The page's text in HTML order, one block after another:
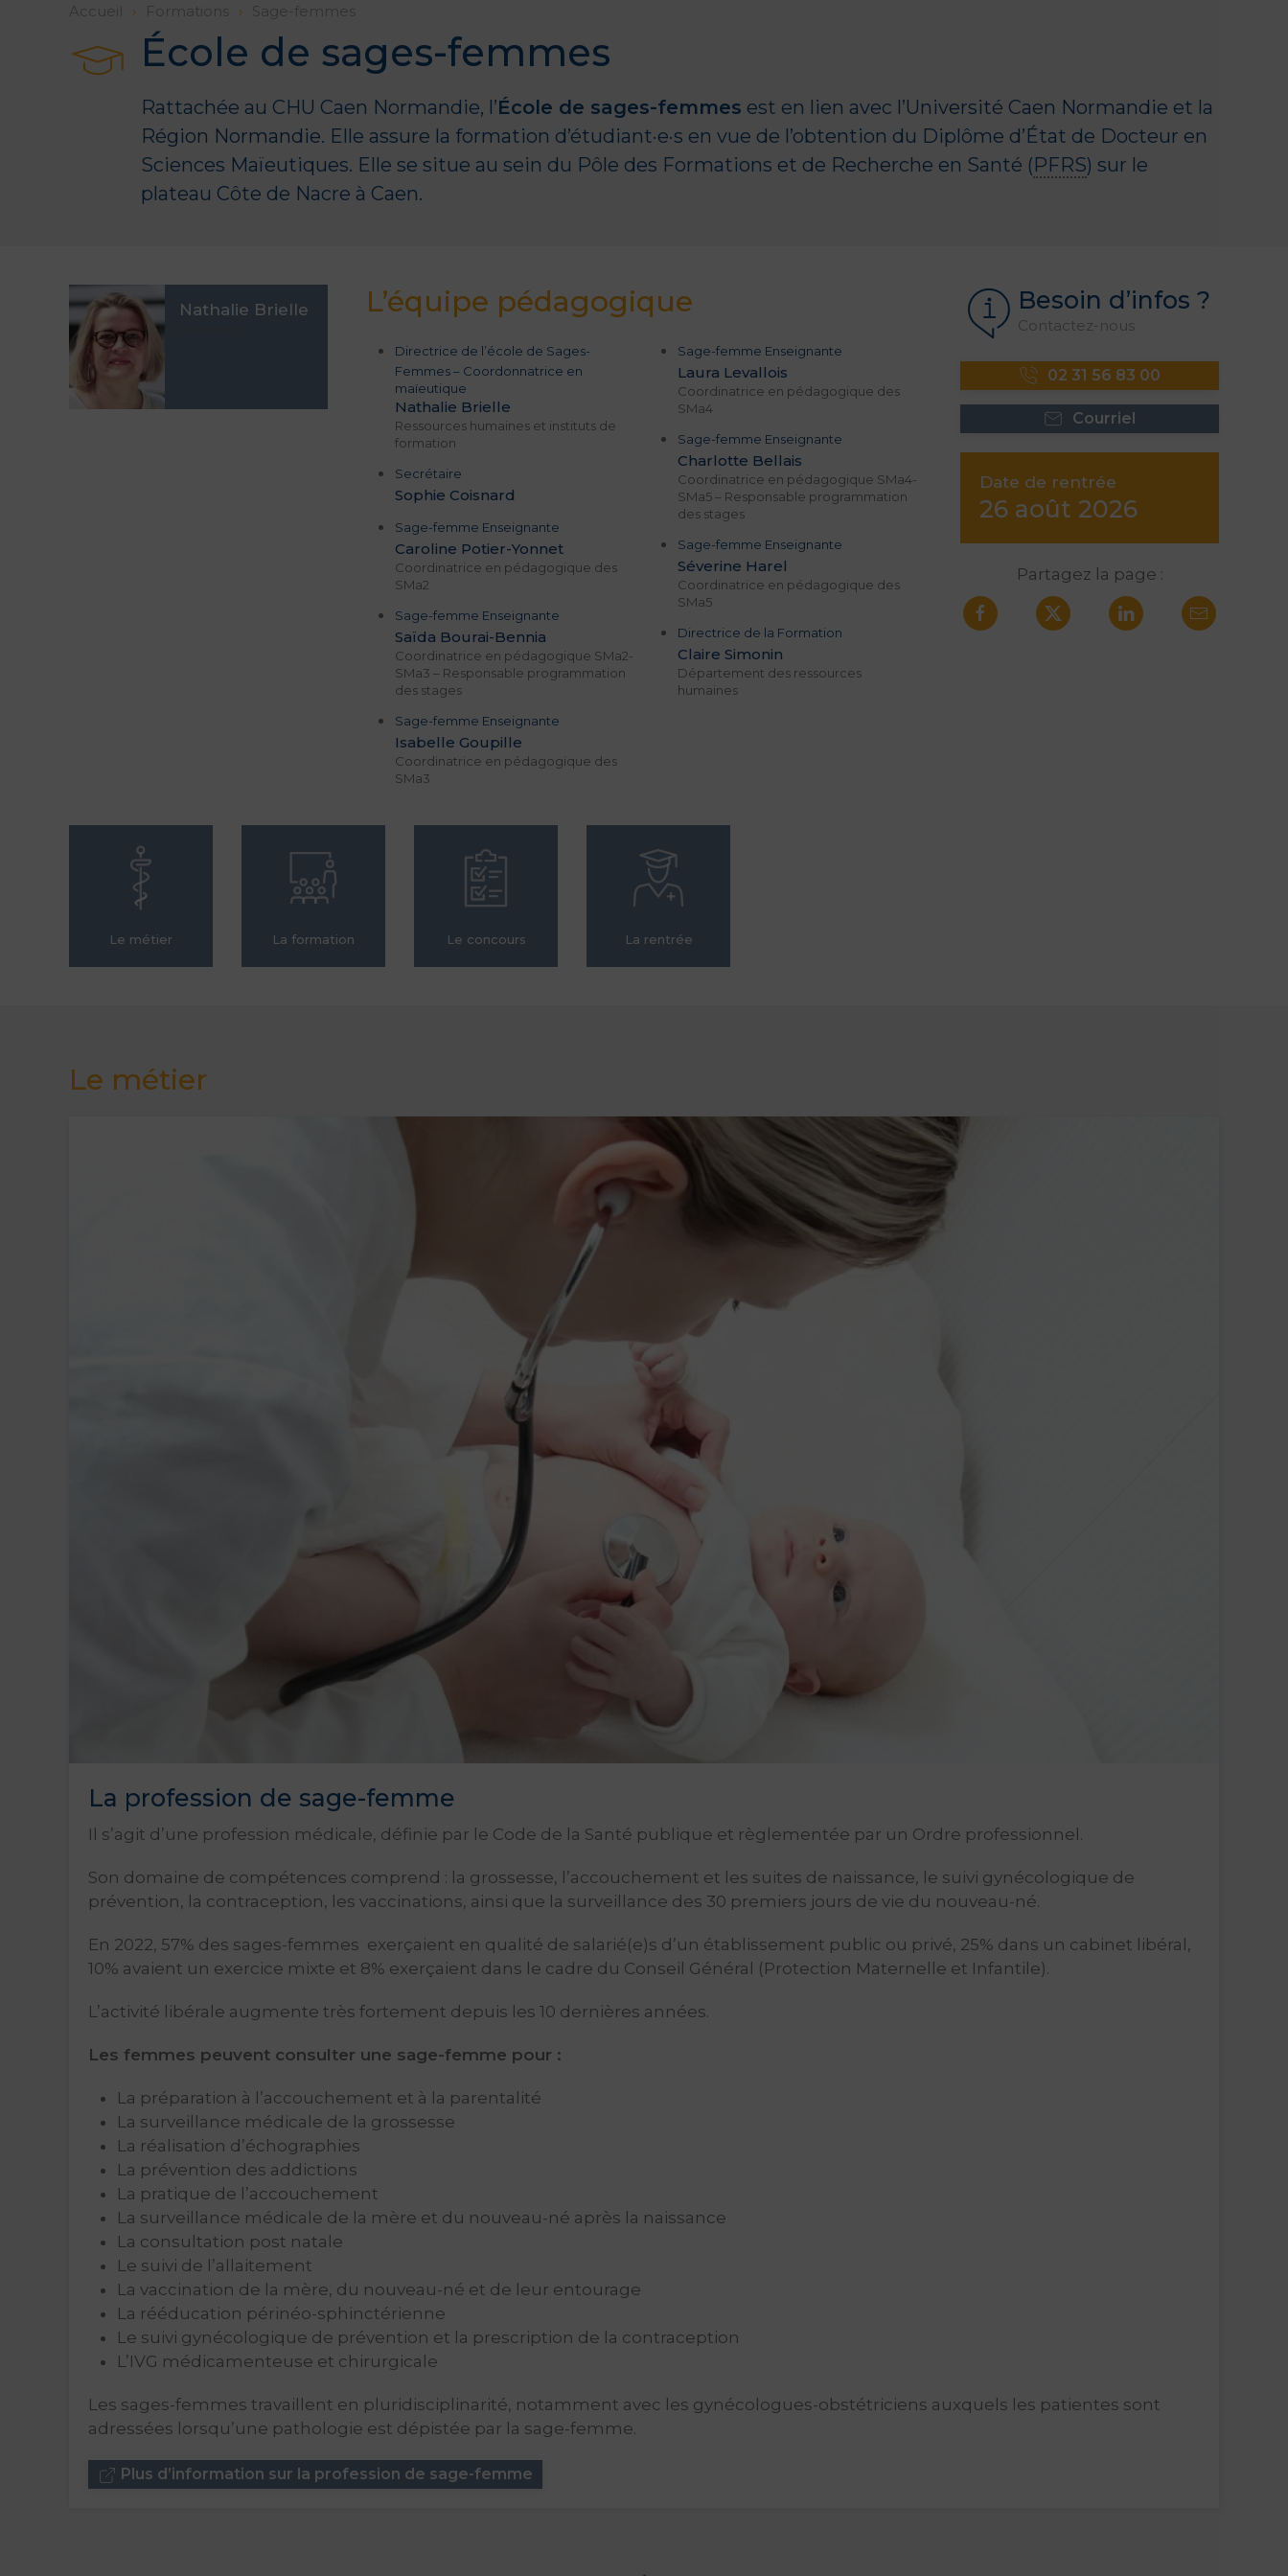
Accueil Formations Sage-femmes
École de sages-femmes
Rattachée au CHU Caen Normandie, l’École de sages-femmes est en lien avec l’Université Caen Normandie et la
Région Normandie. Elle assure la formation d’étudiant·e·s en vue de l’obtention du Diplôme d’État de Docteur en
Sciences Maïeutiques. Elle se situe au sein du Pôle des Formations et de Recherche en Santé ( PFRS) sur le
plateau Côte de Nacre à Caen.
Nathalie Brielle L’équipe pédagogique
Directrice de l’école de Sages-
Femmes – Coordonnatrice en
maïeutique
Nathalie Brielle
Ressources humaines et instituts de
formation
Secrétaire
Sophie Coisnard
Sage-femme Enseignante
Caroline Potier-Yonnet
Coordinatrice en pédagogique des
SMa2
Sage-femme Enseignante
Saïda Bourai-Bennia
Coordinatrice en pédagogique SMa2-
SMa3 – Responsable programmation
des stages
Sage-femme Enseignante
Isabelle Goupille
Coordinatrice en pédagogique des
SMa3
Sage-femme Enseignante
Laura Levallois
Coordinatrice en pédagogique des
SMa4
Sage-femme Enseignante
Charlotte Bellais
Coordinatrice en pédagogique SMa4-
SMa5 – Responsable programmation
des stages
Sage-femme Enseignante
Séverine Harel
Coordinatrice en pédagogique des
SMa5
Directrice de la Formation
Claire Simonin
Département des ressources
humaines
Besoin d’infos ?
Contactez-nous
02 31 56 83 00
Courriel
Date de rentrée
26 août 2026
Partagez la page :
Le métier La formation Le concours La rentrée
Le métier
La profession de sage-femme
Il s’agit d’une profession médicale, définie par le Code de la Santé publique et règlementée par un Ordre professionnel.
Son domaine de compétences comprend : la grossesse, l’accouchement et les suites de naissance, le suivi gynécologique de
prévention, la contraception, les vaccinations, ainsi que la surveillance des 30 premiers jours de vie du nouveau-né.
En 2022, 57% des sages-femmes exerçaient en qualité de salarié(e)s d’un établissement public ou privé, 25% dans un cabinet libéral,
10% avaient un exercice mixte et 8% exerçaient dans le cadre du Conseil Général (Protection Maternelle et Infantile).
L’activité libérale augmente très fortement depuis les 10 dernières années.
Les femmes peuvent consulter une sage-femme pour :
La préparation à l’accouchement et à la parentalité
La surveillance médicale de la grossesse
La réalisation d’échographies
La prévention des addictions
La pratique de l’accouchement
La surveillance médicale de la mère et du nouveau-né après la naissance
La consultation post natale
Le suivi de l’allaitement
La vaccination de la mère, du nouveau-né et de leur entourage
La rééducation périnéo-sphinctérienne
Le suivi gynécologique de prévention et la prescription de la contraception
L’IVG médicamenteuse et chirurgicale
Les sages-femmes travaillent en pluridisciplinarité, notamment avec les gynécologues-obstétriciens auxquels les patientes sont
adressées lorsqu’une pathologie est dépistée par la sage-femme.
Plus d’information sur la profession de sage-femme